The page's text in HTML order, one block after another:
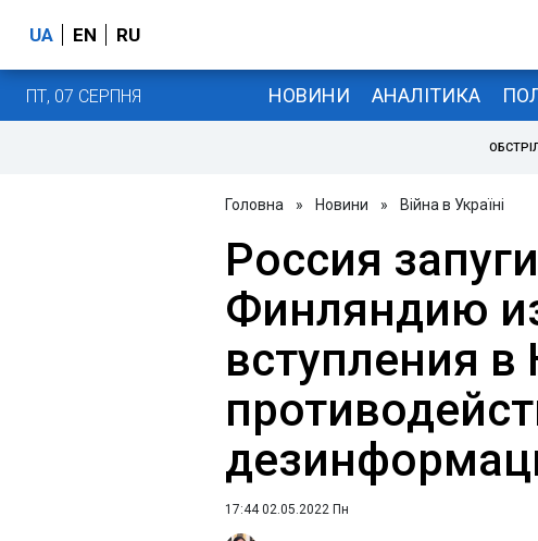
UA EN RU
ПТ, 07 СЕРПНЯ НОВИНИ АНАЛІТИКА
Головна » Новини » Війна в Україні
Россия
Финляндию
вступления
17:44 02.05.2022 Пн